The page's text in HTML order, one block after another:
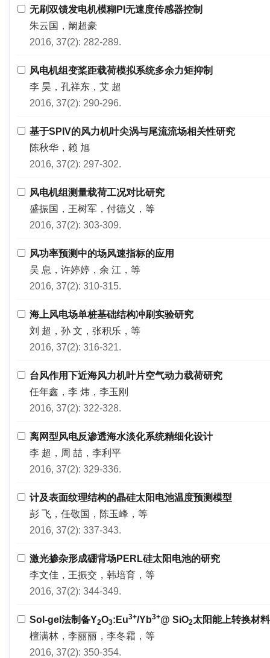
无刷双馈发电机模糊PI无速度传感器控制
朱云国，阚超豪
2016, 37(2): 282-289.
风电机组变桨距载荷模拟系统多余力矩抑制
李 昊，孔祥东，艾 超
2016, 37(2): 290-296.
基于SPIV的风力机叶尖涡与尾流流场相关性研究
陈秋华，赖 旭
2016, 37(2): 297-302.
风电机组测量载荷工况对比研究
盛振国，王树军，付德义，等
2016, 37(2): 303-309.
风功率预测中的场风速指标的应用
吴 息，许婷婷，余 江，等
2016, 37(2): 310-315.
海上风电场单桩基础结构冲刷实验研究
刘 超，孙 文，张积乐，等
2016, 37(2): 316-321.
台风作用下近海风力机叶片空气动力载荷研究
任年鑫，李 炜，李玉刚
2016, 37(2): 322-328.
离网型风电反渗透海水淡化系统精细化设计
李 超，周 喆，李利平
2016, 37(2): 329-336.
计及表面纹理结构的晶硅太阳电池温度预测模型
彭 飞，任敬国，陈玉峰，等
2016, 37(2): 337-343.
激光掺杂形成硼背场PERL硅太阳电池的研究
李文佳，王振交，韩培育，等
2016, 37(2): 344-349.
Sol-gel法制备Y2O3:Eu3+/Yb3+@ SiO2太阳能上转换材
檀满林，李丽丽，李冬霜，等
2016, 37(2): 350-354.